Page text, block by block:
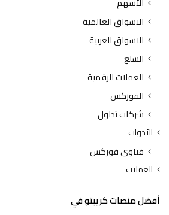
الاسواق العالمية
الاسواق العربية
السلع
العملات الرقمية
الفوركس
شركات تداول
الأدوات
فتاوى فوركس
العملات
أفضل منصات كريبتو في